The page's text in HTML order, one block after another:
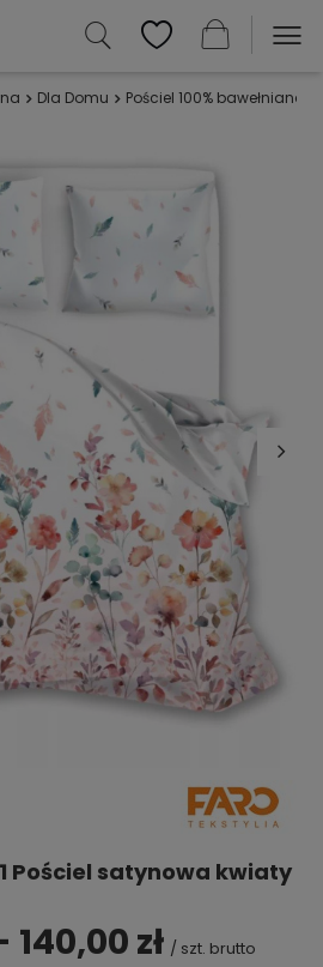
Dla Domu Pościel 100% bawełniana
Pościel satynowa kwiaty
140,00 zł / szt. brutto